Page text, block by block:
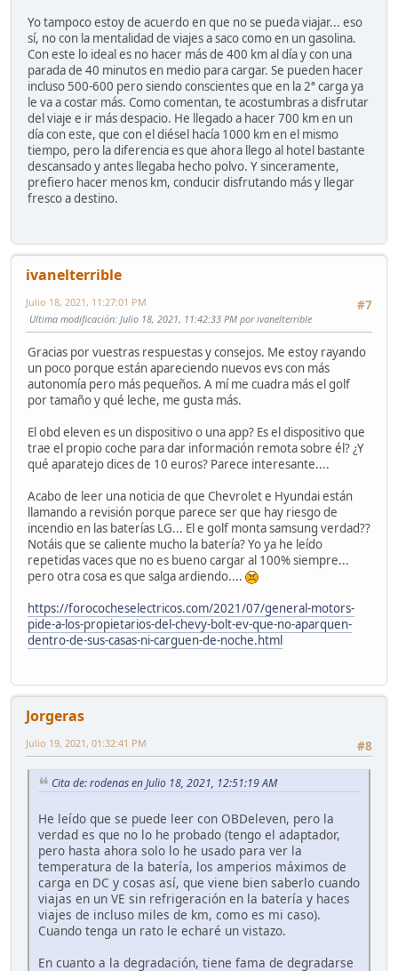
Yo tampoco estoy de acuerdo en que no se pueda viajar... eso
sí, no con la mentalidad de viajes a saco como en un gasolina.
Con este lo ideal es no hacer más de 400 km al día y con una
parada de 40 minutos en medio para cargar. Se pueden hacer
incluso 500-600 pero siendo conscientes que en la 2ª carga ya
le va a costar más. Como comentan, te acostumbras a disfrutar
del viaje e ir más despacio. He llegado a hacer 700 km en un
día con este, que con el diésel hacía 1000 km en el mismo
tiempo, pero la diferencia es que ahora llego al hotel bastante
descansado y antes llegaba hecho polvo. Y sinceramente,
prefiero hacer menos km, conducir disfrutando más y llegar
fresco a destino.
ivanelterrible
#7
Julio 18, 2021, 11:27:01 PM
Ultima modificación: Julio 18, 2021, 11:42:33 PM por ivanelterrible
Gracias por vuestras respuestas y consejos. Me estoy rayando
un poco porque están apareciendo nuevos evs con más
autonomía pero más pequeños. A mí me cuadra más el golf
por tamaño y qué leche, me gusta más.
El obd eleven es un dispositivo o una app? Es el dispositivo que
trae el propio coche para dar información remota sobre él? ¿Y
qué aparatejo dices de 10 euros? Parece interesante....
Acabo de leer una noticia de que Chevrolet e Hyundai están
llamando a revisión porque parece ser que hay riesgo de
incendio en las baterías LG... El e golf monta samsung verdad??
Notáis que se caliente mucho la batería? Yo ya he leído
repetidas vaces que no es bueno cargar al 100% siempre...
pero otra cosa es que salga ardiendo....
https://forococheselectricos.com/2021/07/general-motors-
pide-a-los-propietarios-del-chevy-bolt-ev-que-no-aparquen-
dentro-de-sus-casas-ni-carguen-de-noche.html
Jorgeras
#8
Julio 19, 2021, 01:32:41 PM
Cita de: rodenas en Julio 18, 2021, 12:51:19 AM
He leído que se puede leer con OBDeleven, pero la
verdad es que no lo he probado (tengo el adaptador,
pero hasta ahora solo lo he usado para ver la
temperatura de la batería, los amperios máximos de
carga en DC y cosas así, que viene bien saberlo cuando
viajas en un VE sin refrigeración en la batería y haces
viajes de incluso miles de km, como es mi caso).
Cuando tenga un rato le echaré un vistazo.
En cuanto a la degradación, tiene fama de degradarse